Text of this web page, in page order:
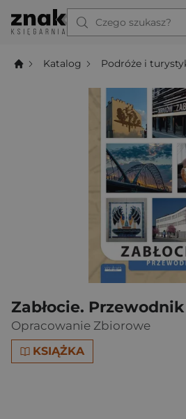
Czego szukasz?
Katalog Podróże i
Zabłocie.
Opracowanie Zbiorowe
KSIĄŻKA